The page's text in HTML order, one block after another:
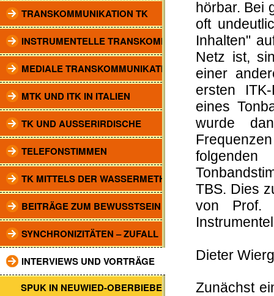
TRANSKOMMUNIKATION TK
INSTRUMENTELLE TRANSKOMM.
MEDIALE TRANSKOMMUNIKATION
MTK UND ITK IN ITALIEN
TK UND AUSSERIRDISCHE
TELEFONSTIMMEN
TK MITTELS DER WASSERMETHODE
BEITRÄGE ZUM BEWUSSTSEIN
SYNCHRONIZITÄTEN – ZUFALL
INTERVIEWS UND VORTRÄGE
SPUK IN NEUWIED-OBERBIEBER
hörbar. Bei
oft
Inhalten"
Netz ist,
einer
ersten
eines
wurde
TBS. Dies
von Prof.
Dieter
Zunächst